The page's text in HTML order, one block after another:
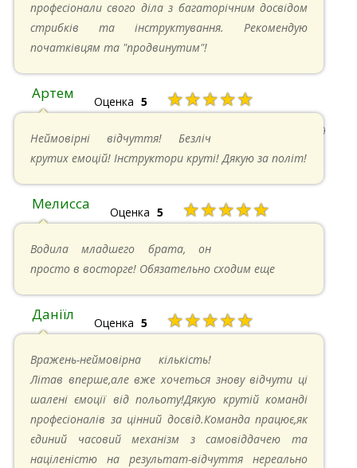
професіонали свого діла з багаторічним досвідом
стрибків та інструктування. Рекомендую
початківцям та "продвинутим"!
Артем Оценка 5 ★★★★★
22.06.2024 в 15:59
Неймовірні відчуття! Безліч
крутих емоцій! Інструктори круті! Дякую за політ!
Мелисса Оценка 5 ★★★★★
Водила младшего брата, он
просто в восторге! Обязательно сходим еще
Даніїл Оценка 5 ★★★★★
Вражень-неймовірна кількість!
Літав вперше,але вже хочеться знову відчути ці
шалені ємоції від польоту!Дякую крутій команді
професіоналів за цінний досвід.Команда працює,як
єдиний часовий механізм з самовіддачею та
націленістю на результат-відчуття нереально